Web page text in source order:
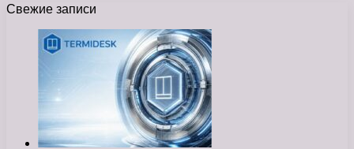
Свежие записи